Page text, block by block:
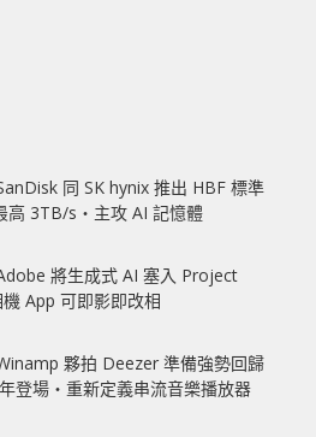
同 SK hynix 推出 HBF 標準
高 3TB/s‧主攻 AI 記憶體
將生成式 AI 塞入 Project
App 可即影即改相
夥拍 Deezer 準備強勢回歸
登場‧重新定義串流音樂播放器